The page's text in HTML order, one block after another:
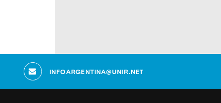
INFOARGENTINA@UNIR.NET